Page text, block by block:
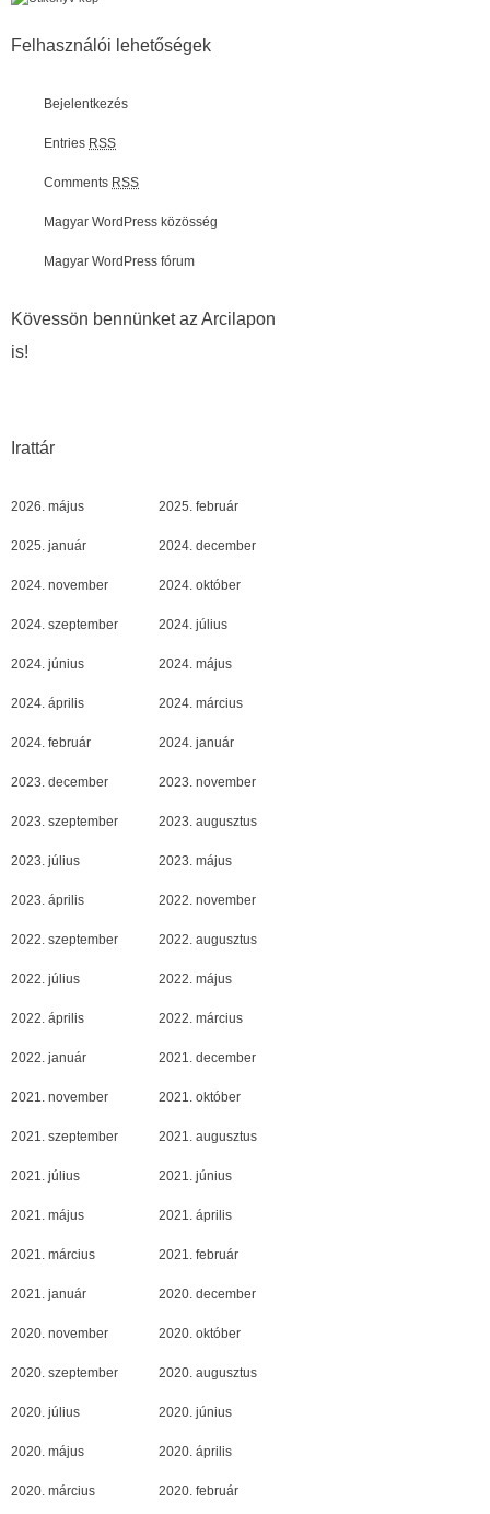
Felhasználói lehetőségek
Bejelentkezés
Entries RSS
Comments RSS
Magyar WordPress közösség
Magyar WordPress fórum
Kövessön bennünket az Arcilapon
is!
Irattár
2026. május 2025. február
2025. január 2024. december
2024. november 2024. október
2024. szeptember 2024. július
2024. június 2024. május
2024. április 2024. március
2024. február 2024. január
2023. december 2023. november
2023. szeptember 2023. augusztus
2023. július 2023. május
2023. április 2022. november
2022. szeptember 2022. augusztus
2022. július 2022. május
2022. április 2022. március
2022. január 2021. december
2021. november 2021. október
2021. szeptember 2021. augusztus
2021. július 2021. június
2021. május 2021. április
2021. március 2021. február
2021. január 2020. december
2020. november 2020. október
2020. szeptember 2020. augusztus
2020. július 2020. június
2020. május 2020. április
2020. március 2020. február